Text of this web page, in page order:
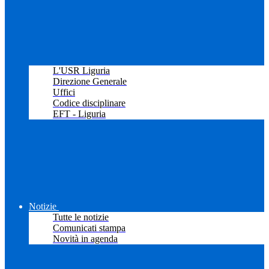
L'USR Liguria
Direzione Generale
Uffici
Codice disciplinare
EFT - Liguria
Notizie
Tutte le notizie
Comunicati stampa
Novità in agenda